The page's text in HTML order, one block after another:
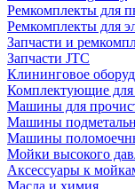
Ремкомплекты для
Ремкомплекты для
Запчасти и
Запчасти JTC
Клининговое
Комплектующие для
Машины для
Машины
Машины
Мойки высокого
Аксессуары к
Масла и химия